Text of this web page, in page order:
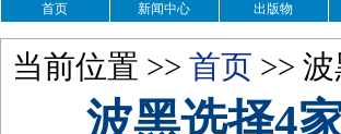
首页 新闻中心 出版物
当前位置 >> 首页 >>
波黑选择4